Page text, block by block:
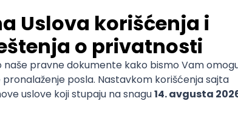
& Endpoint Security